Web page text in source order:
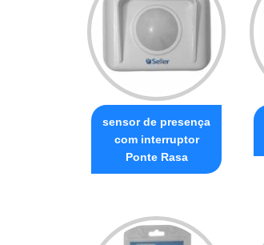
sensor de presença
com interruptor
Ponte Rasa